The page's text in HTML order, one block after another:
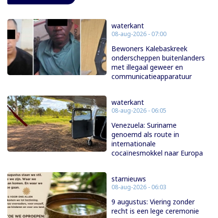
waterkant
08-aug-2026 - 07:00
Bewoners Kalebaskreek
onderscheppen buitenlanders
met illegaal geweer en
communicatieapparatuur
waterkant
08-aug-2026 - 06:05
Venezuela: Suriname
genoemd als route in
internationale
cocaïnesmokkel naar Europa
starnieuws
08-aug-2026 - 06:03
9 augustus: Viering zonder
recht is een lege ceremonie